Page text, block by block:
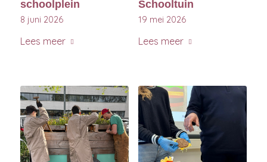
schoolplein
8 juni 2026
Lees meer
Schooltuin
19 mei 2026
Lees meer